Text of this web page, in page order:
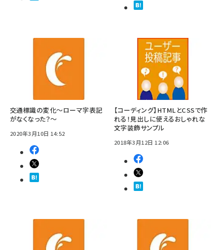
交通標識の変化～ローマ字表記
がなくなった？～
2020年3月10日 14:52
【コーディング】HTMLとCSSで作
れる！見出しに使えるおしゃれな
文字装飾サンプル
2018年3月12日 12:06